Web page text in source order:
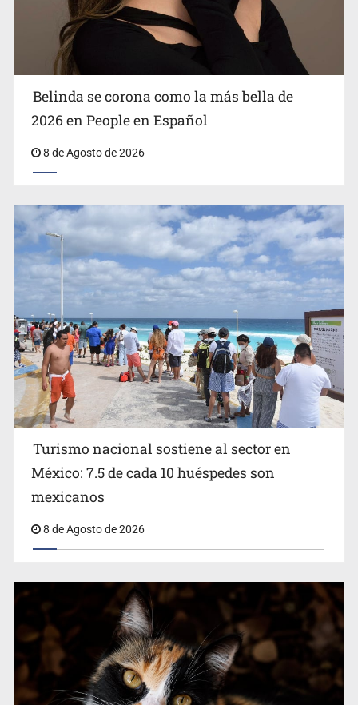
Ciclosporiasis no representa un riesgo epidemiológico
masivo
EU reanudará este sábado inspecciones de aguacate en
Michoacán
Belinda se corona como la más bella de 2026 en People
Belinda se corona como la más bella de
2026 en People en Español
8 de Agosto de 2026
Turismo nacional sostiene al sector en
México: 7.5 de cada 10 huéspedes son
mexicanos
8 de Agosto de 2026